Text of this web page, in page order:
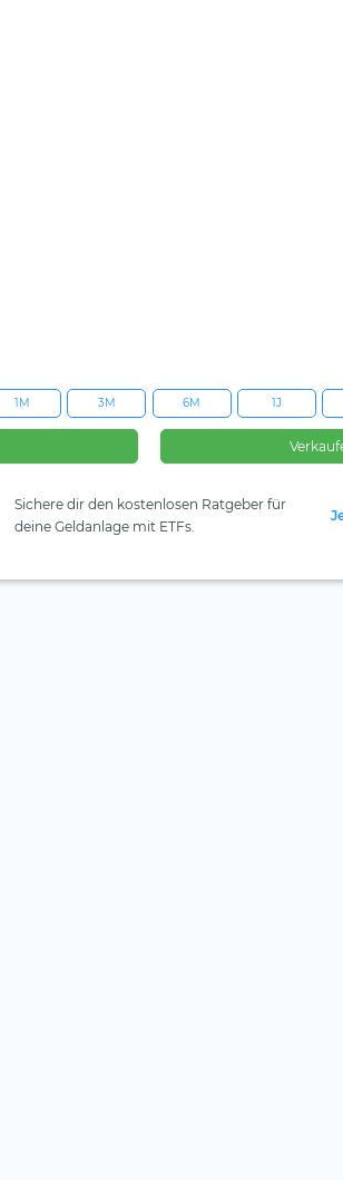
1M 3M 6M 1J
Sichere dir den kostenlosen Ratgeber für
deine Geldanlage mit ETFs.